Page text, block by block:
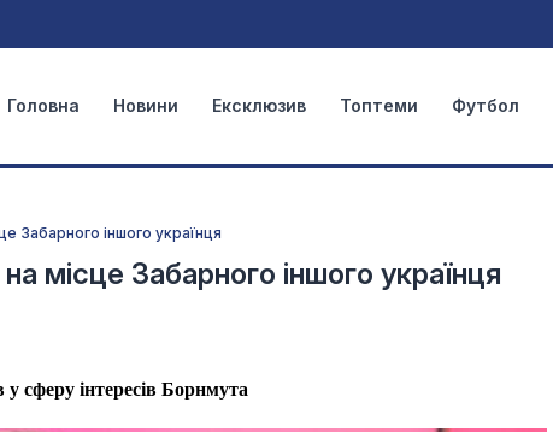
Головна Новини Ексклюзив Топтеми Футбол
Забарного іншого українця
місце Забарного іншого українця
сферу інтересів Борнмута